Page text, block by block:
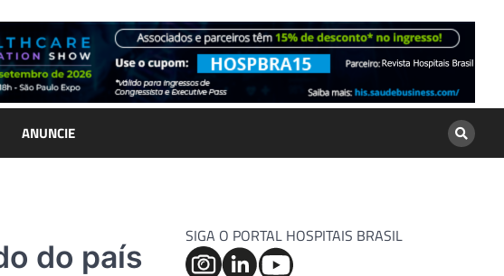
ANUNCIE
do país
SIGA O PORTAL HOSPITAIS BRASIL